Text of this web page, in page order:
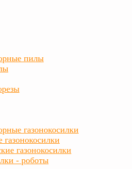
пилы
газонокосилки
газонокосилки
газонокосилки
- роботы